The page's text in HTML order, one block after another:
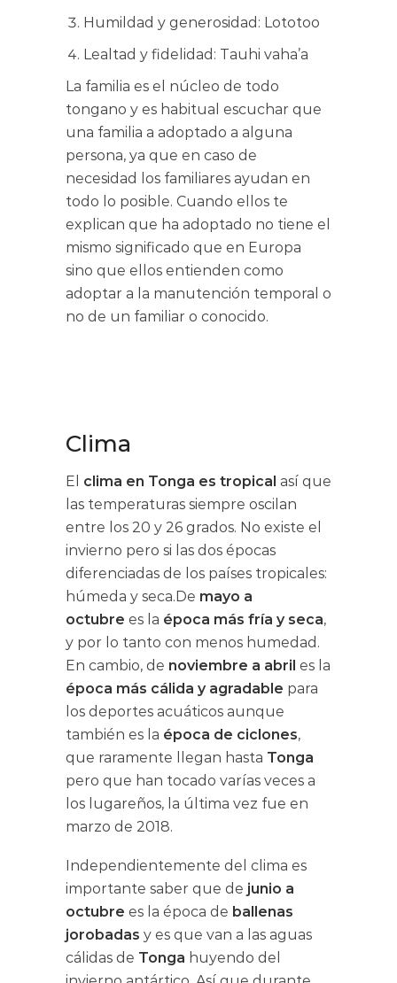
Humildad y generosidad: Lototoo
Lealtad y fidelidad: Tauhi vaha’a
La familia es el núcleo de todo
tongano y es habitual escuchar que
una familia a adoptado a alguna
persona, ya que en caso de
necesidad los familiares ayudan en
todo lo posible. Cuando ellos te
explican que ha adoptado no tiene el
mismo significado que en Europa
sino que ellos entienden como
adoptar a la manutención temporal o
no de un familiar o conocido.
Clima
El clima en Tonga es tropical así que
las temperaturas siempre oscilan
entre los 20 y 26 grados. No existe el
invierno pero si las dos épocas
diferenciadas de los países tropicales:
húmeda y seca.De mayo a
octubre es la época más fría y seca,
y por lo tanto con menos humedad.
En cambio, de noviembre a abril es la
época más cálida y agradable para
los deportes acuáticos aunque
también es la época de ciclones,
que raramente llegan hasta Tonga
pero que han tocado varías veces a
los lugareños, la última vez fue en
marzo de 2018.
Independientemente del clima es
importante saber que de junio a
octubre es la época de ballenas
jorobadas y es que van a las aguas
cálidas de Tonga huyendo del